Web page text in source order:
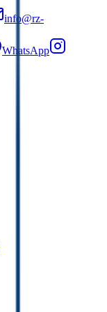
info@rz-
WhatsApp